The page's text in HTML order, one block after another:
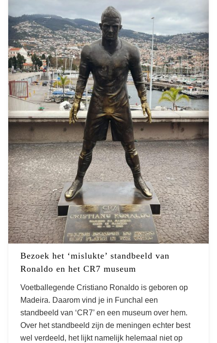
Bezoek het ‘mislukte’ standbeeld van
Ronaldo en het CR7 museum
Voetballegende Cristiano Ronaldo is geboren op
Madeira. Daarom vind je in Funchal een
standbeeld van ‘CR7’ en een museum over hem.
Over het standbeeld zijn de meningen echter best
wel verdeeld, het lijkt namelijk helemaal niet op